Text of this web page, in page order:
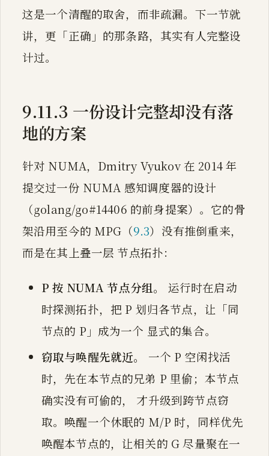
这是一个清醒的取舍，而非疏漏。下一节就
讲，更「正确」的那条路，其实有人完整设
计过。
9.11.3 一份设计完整却没有落
地的方案
针对 NUMA，Dmitry Vyukov 在 2014 年
提交过一份 NUMA 感知调度器的设计
（golang/go#14406 的前身提案）。它的骨
架沿用至今的 MPG（9.3）没有推倒重来，
而是在其上叠一层 节点拓扑：
P 按 NUMA 节点分组。
运行时在启动
时探测拓扑，把 P 划归各节点，让「同
节点的 P」成为一个 显式的集合。
窃取与唤醒先就近。
一个 P 空闲找活
时，先在本节点的兄弟 P 里偷；本节点
确实没有可偷的， 才升级到跨节点窃
取。唤醒一个休眠的 M/P 时，同样优先
唤醒本节点的，让相关的 G 尽量聚在一